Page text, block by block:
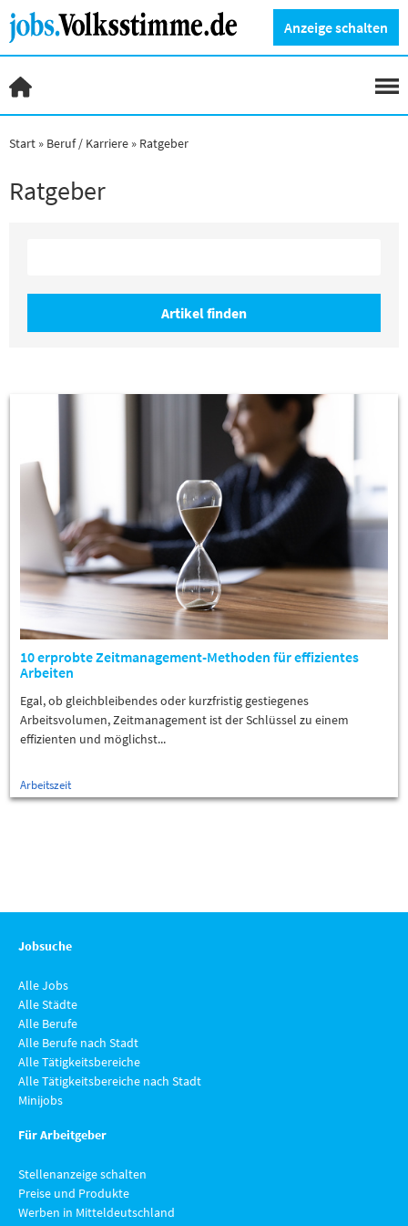
Anzeige schalten
Start Beruf / Karriere Ratgeber
Ratgeber
Artikel finden
10 erprobte Zeitmanagement-Methoden für effizientes
Arbeiten
Egal, ob gleichbleibendes oder kurzfristig gestiegenes
Arbeitsvolumen, Zeitmanagement ist der Schlüssel zu einem
effizienten und möglichst...
Arbeitszeit
Jobsuche
Alle Jobs
Alle Städte
Alle Berufe
Alle Berufe nach Stadt
Alle Tätigkeitsbereiche
Alle Tätigkeitsbereiche nach Stadt
Minijobs
Für Arbeitgeber
Stellenanzeige schalten
Preise und Produkte
Werben in Mitteldeutschland